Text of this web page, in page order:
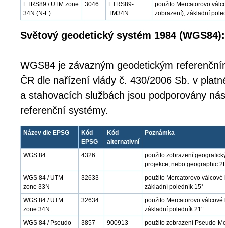
ETRS89 / UTM zone
34N (N-E)
3046
ETRS89-
TM34N
použito Mercatorovo
zobrazení), základní
Světový geodetický systém 1984 (WGS84):
WGS84 je závazným geodetickým
ČR dle nařízení vlády č. 430/2006 Sb. v
a stahovacích službách jsou podporovány
referenční systémy.
Název dle EPSG
Kód
EPSG
Kód
alternativní
Poznámka
WGS 84 4326
použito zobrazení
projekce, nebo geographic
WGS 84 / UTM
zone 33N
32633
použito Mercatorovo
základní poledník 15°
WGS 84 / UTM
zone 34N
32634
použito Mercatorovo
základní poledník 21°
WGS 84 / Pseudo-
3857 900913
použito zobrazení Pseudo-